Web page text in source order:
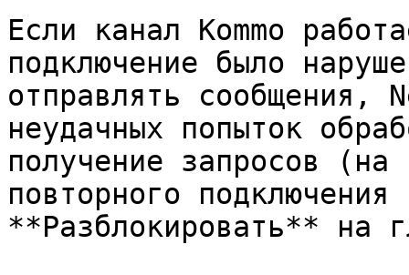
Если канал Kommo
подключение было
отправлять сообщения,
неудачных попыток
получение запросов
повторного
**Разблокировать** на